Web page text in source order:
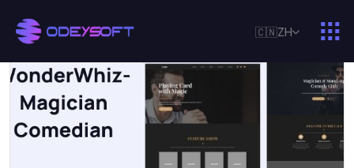
🇨🇳ZH